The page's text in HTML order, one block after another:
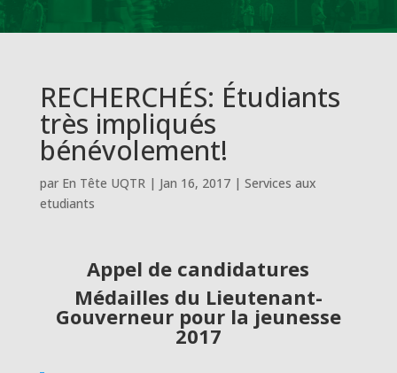
RECHERCHÉS: Étudiants
très impliqués
bénévolement!
par En Tête UQTR| Jan 16, 2017| Services aux
etudiants
Appel de candidatures
Médailles du Lieutenant-
Gouverneur pour la jeunesse
2017